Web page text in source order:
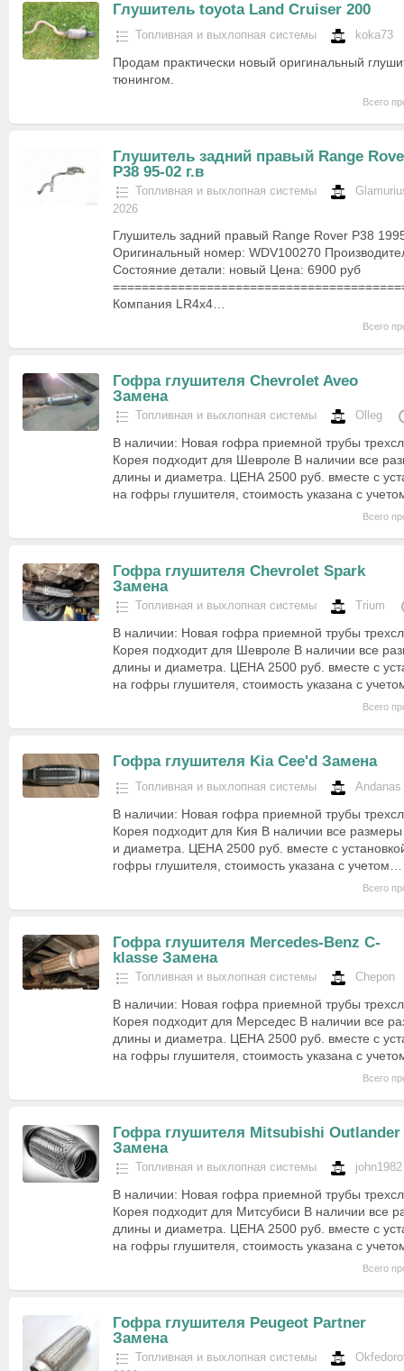
Глушитель toyota Land Cruiser 200
Топливная и выхлопная системы koka73
Продам практически новый оригинальный
тюнингом.
Всего
Глушитель задний правый Range
P38 95-02 г.в
Топливная и выхлопная системы
2026
Глушитель задний правый Range Rover P38
Оригинальный номер: WDV100270
Состояние детали: новый Цена: 6900 руб
Компания LR4x4…
Всего
Гофра глушителя Chevrolet Aveo
Замена
Топливная и выхлопная системы Olleg
В наличии: Новая гофра приемной трубы
Корея подходит для Шевроле В наличии все
длины и диаметра. ЦЕНА 2500 руб. вместе с
на гофры глушителя, стоимость указана с
Всего
Гофра глушителя Chevrolet Spark
Замена
Топливная и выхлопная системы Trium
В наличии: Новая гофра приемной трубы
Корея подходит для Шевроле В наличии все
длины и диаметра. ЦЕНА 2500 руб. вместе с
на гофры глушителя, стоимость указана с
Всего
Гофра глушителя Kia Cee'd Замена
Топливная и выхлопная системы Andanas
В наличии: Новая гофра приемной трубы
Корея подходит для Кия В наличии все
и диаметра. ЦЕНА 2500 руб. вместе с
гофры глушителя, стоимость указана с учетом…
Всего
Гофра глушителя Mercedes-Benz C-
klasse Замена
Топливная и выхлопная системы Chepon
В наличии: Новая гофра приемной трубы
Корея подходит для Мерседес В наличии все
длины и диаметра. ЦЕНА 2500 руб. вместе с
на гофры глушителя, стоимость указана с
Всего
Гофра глушителя Mitsubishi Outlander
Замена
Топливная и выхлопная системы john1982
В наличии: Новая гофра приемной трубы
Корея подходит для Митсубиси В наличии все
длины и диаметра. ЦЕНА 2500 руб. вместе с
на гофры глушителя, стоимость указана с
Всего
Гофра глушителя Peugeot Partner
Замена
Топливная и выхлопная системы